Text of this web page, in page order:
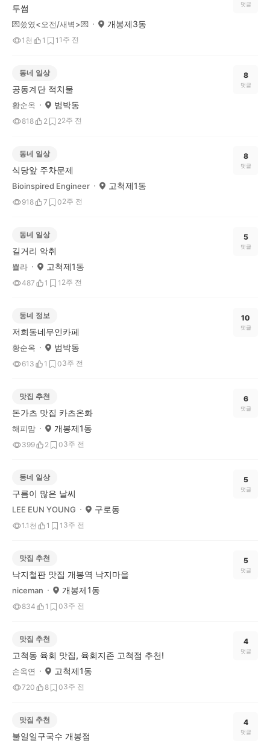
투썸
💌쑸였<오전/새벽>💌 개봉제3동
1천 1 1 1주 전
댓글
동네 일상
공동계단 적치물
황순옥 범박동
818 2 22주 전
8
댓글
동네 일상
식당앞 주차문제
Bioinspired Engineer 고척제1동
918 7 02주 전
8
댓글
동네 일상
길거리 악취
쁄라 고척제1동
487 1 1 2주 전
5
댓글
동네 정보
저희동네무인카페
황순옥 범박동
613 1 03주 전
10
댓글
맛집 추천
돈가츠 맛집 카츠온화
해피맘 개봉제1동
399 2 03주 전
6
댓글
동네 일상
구름이 많은 날씨
LEE EUN YOUNG 구로동
1.1천 1 1 3주 전
5
댓글
맛집 추천
낙지철판 맛집 개봉역 낙지마을
niceman 개봉제1동
834 1 03주 전
5
댓글
맛집 추천
고척동 육회 맛집, 육회지존 고척점 추천!
손옥연 고척제1동
720 8 03주 전
4
댓글
맛집 추천
불일일구국수 개봉점
4
댓글